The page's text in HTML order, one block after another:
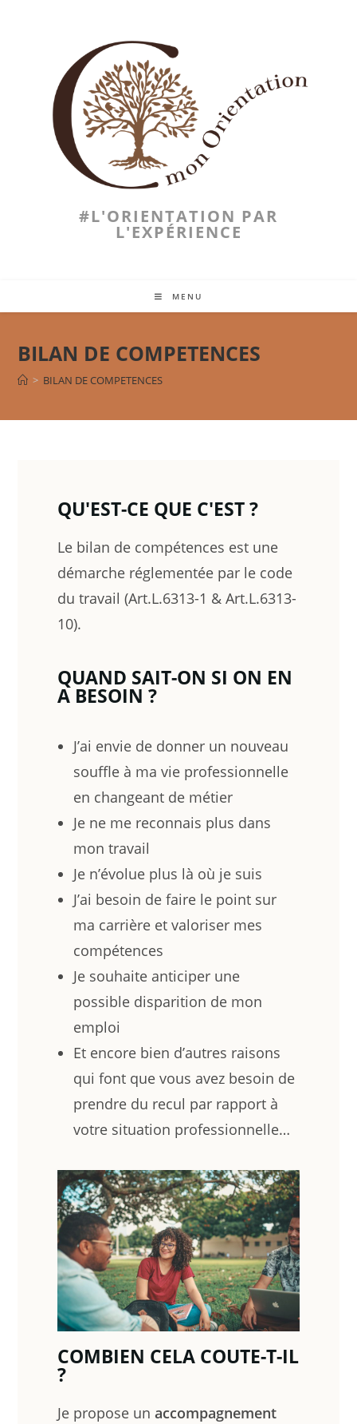
#L'ORIENTATION PAR
L'EXPÉRIENCE
MENU
BILAN DE COMPETENCES
> BILAN DE COMPETENCES
QU'EST-CE QUE C'EST ?
Le bilan de compétences est une
démarche réglementée par le code
du travail (Art.L.6313-1 & Art.L.6313-
10).
QUAND SAIT-ON SI ON EN
A BESOIN ?
J’ai envie de donner un nouveau
souffle à ma vie professionnelle
en changeant de métier
Je ne me reconnais plus dans
mon travail
Je n’évolue plus là où je suis
J’ai besoin de faire le point sur
ma carrière et valoriser mes
compétences
Je souhaite anticiper une
possible disparition de mon
emploi
Et encore bien d’autres raisons
qui font que vous avez besoin de
prendre du recul par rapport à
votre situation professionnelle…
COMBIEN CELA COUTE-T-IL
?
Je propose unaccompagnement